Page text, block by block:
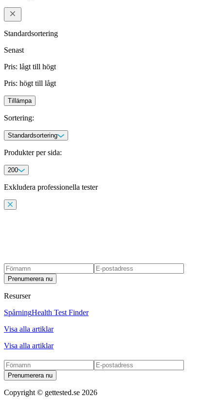
Standardsortering
Senast
Pris: lågt till högt
Pris: högt till lågt
Tillämpa
Sortering:
Standardsortering
Produkter per sida:
200
Exkludera professionella tester
Prenumerera nu
Resurser
SpårningHealth Test Finder
Visa alla artiklar
Visa alla artiklar
Prenumerera nu
Copyright © gettested.se 2026